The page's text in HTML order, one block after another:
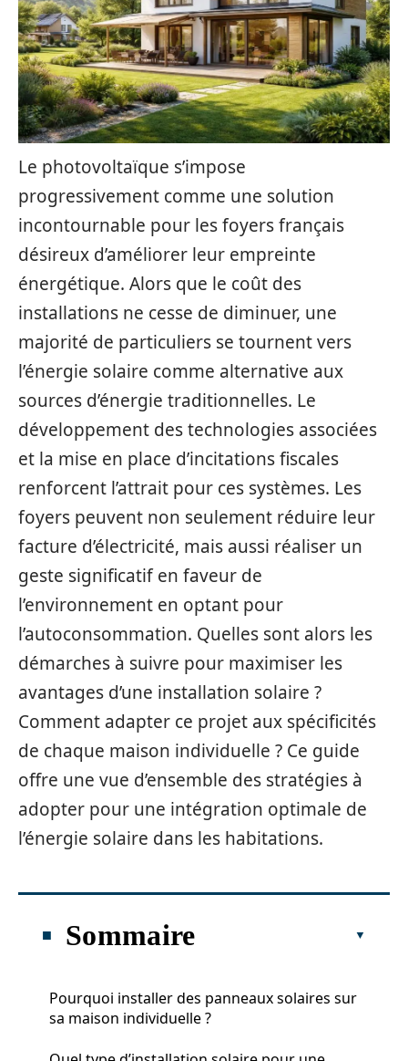
Le photovoltaïque s’impose
progressivement comme une solution
incontournable pour les foyers français
désireux d’améliorer leur empreinte
énergétique. Alors que le coût des
installations ne cesse de diminuer, une
majorité de particuliers se tournent vers
l’énergie solaire comme alternative aux
sources d’énergie traditionnelles. Le
développement des technologies associées
et la mise en place d’incitations fiscales
renforcent l’attrait pour ces systèmes. Les
foyers peuvent non seulement réduire leur
facture d’électricité, mais aussi réaliser un
geste significatif en faveur de
l’environnement en optant pour
l’autoconsommation. Quelles sont alors les
démarches à suivre pour maximiser les
avantages d’une installation solaire ?
Comment adapter ce projet aux spécificités
de chaque maison individuelle ? Ce guide
offre une vue d’ensemble des stratégies à
adopter pour une intégration optimale de
l’énergie solaire dans les habitations.
Sommaire
Pourquoi installer des panneaux solaires sur
sa maison individuelle ?